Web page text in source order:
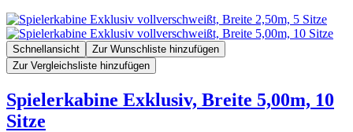
Schnellansicht
Zur Wunschliste hinzufügen
Zur Vergleichsliste hinzufügen
Spielerkabine Exklusiv, Breite 5,00m, 10
Sitze